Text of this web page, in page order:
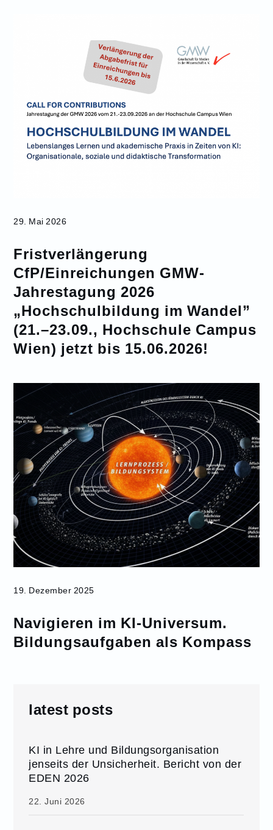
29. Mai 2026
Fristverlängerung
CfP/Einreichungen GMW-
Jahrestagung 2026
„Hochschulbildung im Wandel”
(21.–23.09., Hochschule Campus
Wien) jetzt bis 15.06.2026!
19. Dezember 2025
Navigieren im KI-Universum.
Bildungsaufgaben als Kompass
latest posts
KI in Lehre und Bildungsorganisation
jenseits der Unsicherheit. Bericht von der
EDEN 2026
22. Juni 2026